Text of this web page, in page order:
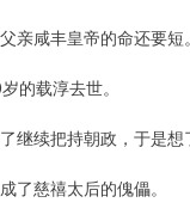
亲咸丰皇帝的命还要短。
的载淳去世。
继续把持朝政，于是
了慈禧太后的傀儡。